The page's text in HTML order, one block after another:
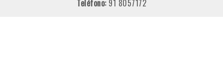
Teléfono: 91 8057172